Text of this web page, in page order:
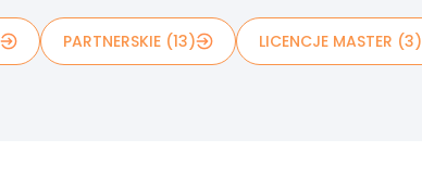
PARTNERSKIE (13) LICENCJE MASTER (3)